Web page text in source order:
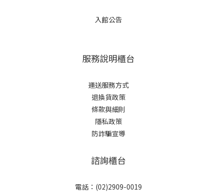
入館公告
服務說明櫃台
運送服務方式
退換貨政策
條款與細則
隱私政策
防詐騙宣導
諮詢櫃台
電話：(02)2909-0019